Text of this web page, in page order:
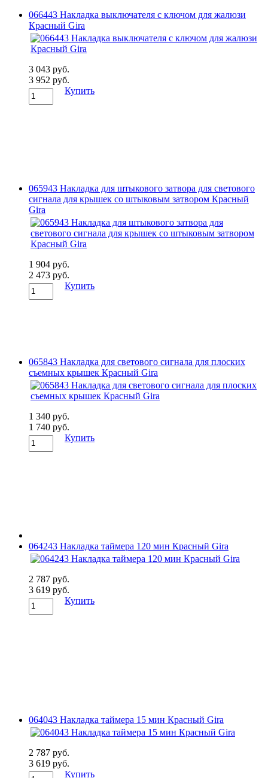
066443 Накладка выключателя с ключом для жалюзи
Красный Gira
3 043 руб.
3 952 руб.
Купить
065943 Накладка для штыкового затвора для светового
сигнала для крышек со штыковым затвором Красный
Gira
1 904 руб.
2 473 руб.
Купить
065843 Накладка для светового сигнала для плоских
съемных крышек Красный Gira
1 340 руб.
1 740 руб.
Купить
064243 Накладка таймера 120 мин Красный Gira
2 787 руб.
3 619 руб.
Купить
064043 Накладка таймера 15 мин Красный Gira
2 787 руб.
3 619 руб.
Купить